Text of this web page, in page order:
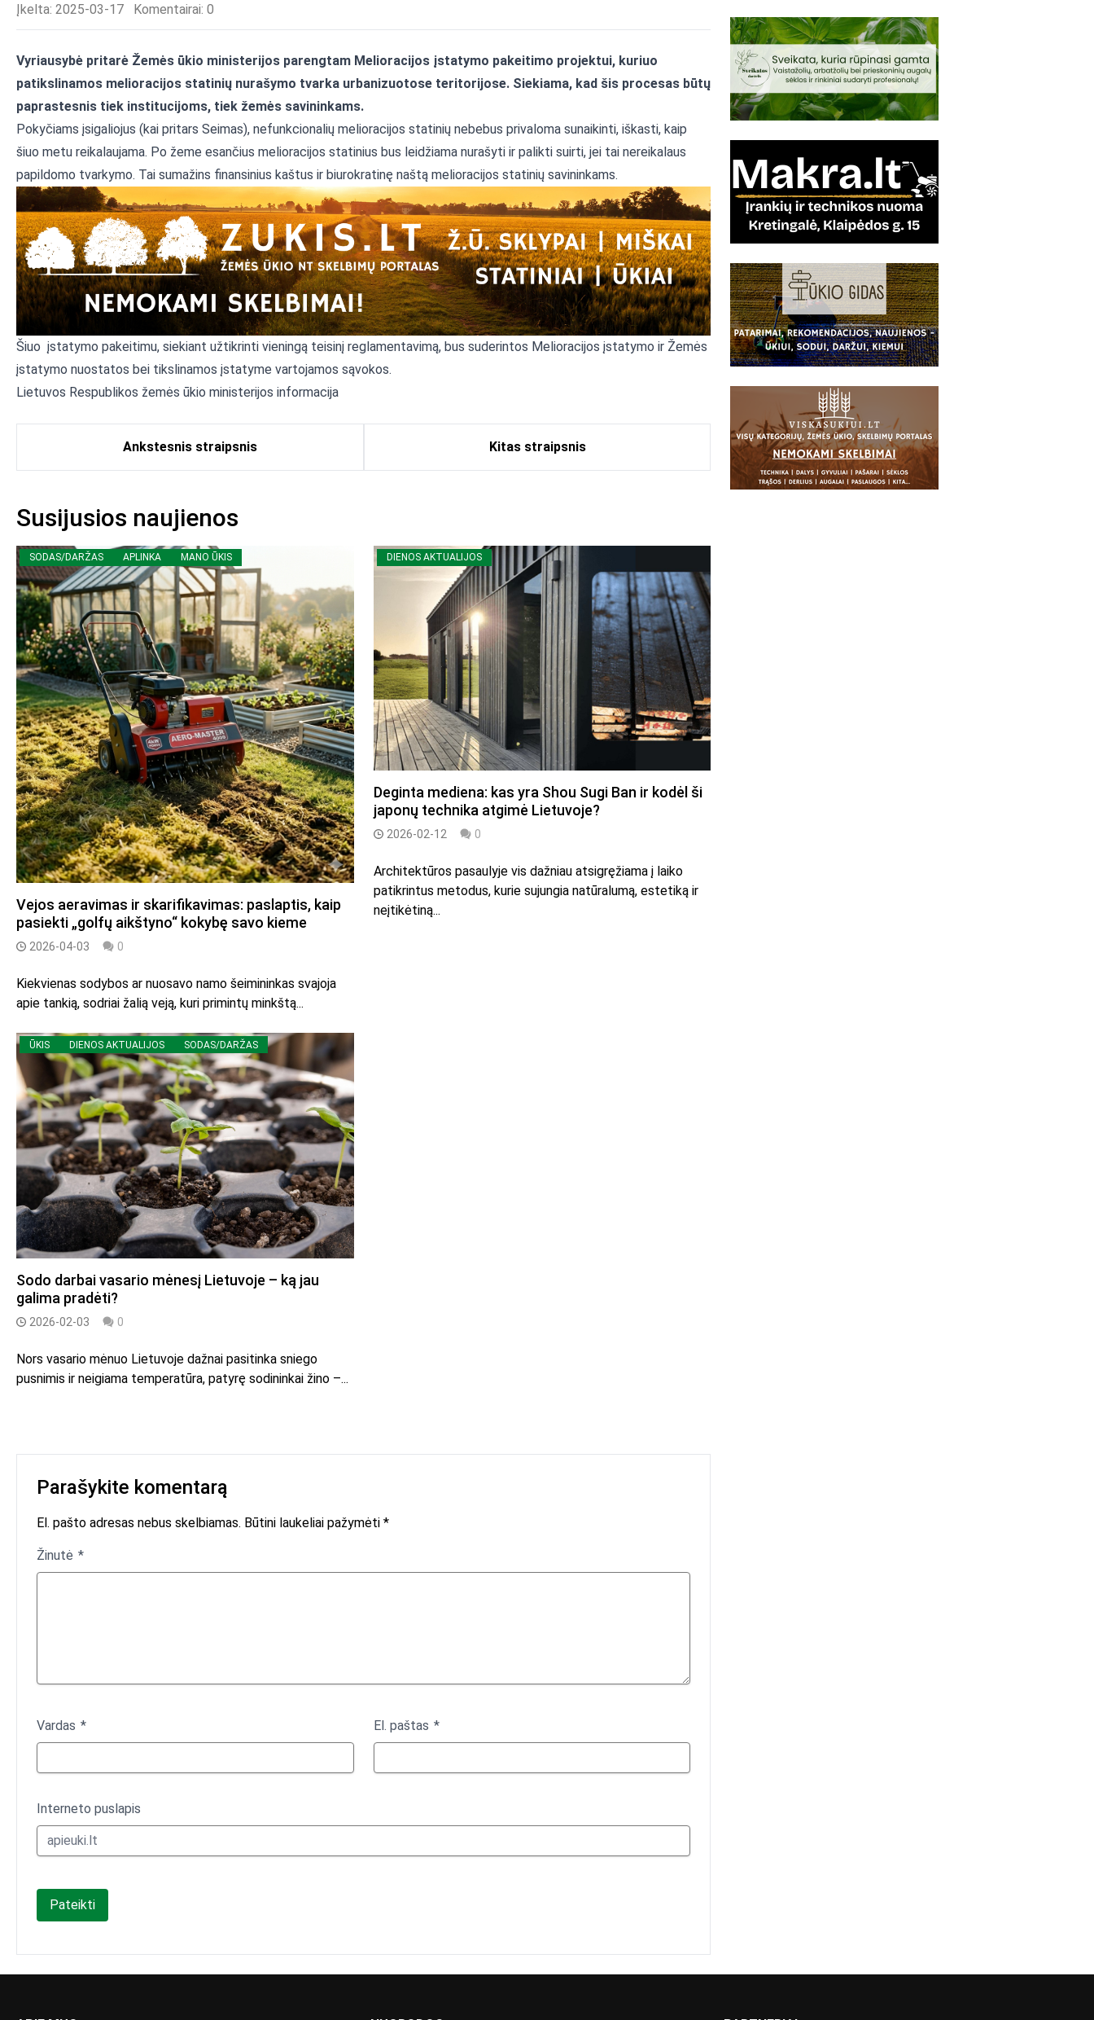
Įkelta: 2025-03-17 Komentairai: 0
Vyriausybė pritarė Žemės ūkio ministerijos parengtam Melioracijos įstatymo pakeitimo projektui, kuriuo
patikslinamos melioracijos statinių nurašymo tvarka urbanizuotose teritorijose. Siekiama, kad šis procesas būtų
paprastesnis tiek institucijoms, tiek žemės savininkams.
Pokyčiams įsigaliojus (kai pritars Seimas), nefunkcionalių melioracijos statinių nebebus privaloma sunaikinti, iškasti, kaip
šiuo metu reikalaujama. Po žeme esančius melioracijos statinius bus leidžiama nurašyti ir palikti suirti, jei tai nereikalaus
papildomo tvarkymo. Tai sumažins finansinius kaštus ir biurokratinę naštą melioracijos statinių savininkams.
Šiuo įstatymo pakeitimu, siekiant užtikrinti vieningą teisinį reglamentavimą, bus suderintos Melioracijos įstatymo ir Žemės
įstatymo nuostatos bei tikslinamos įstatyme vartojamos sąvokos.
Lietuvos Respublikos žemės ūkio ministerijos informacija
Ankstesnis straipsnis Kitas straipsnis
Susijusios naujienos
SODAS/DARŽAS APLINKA MANO ŪKIS
Vejos aeravimas ir skarifikavimas: paslaptis, kaip
pasiekti „golfų aikštyno“ kokybę savo kieme
2026-04-03 0
Kiekvienas sodybos ar nuosavo namo šeimininkas svajoja
apie tankią, sodriai žalią veją, kuri primintų minkštą...
DIENOS AKTUALIJOS
Deginta mediena: kas yra Shou Sugi Ban ir kodėl ši
japonų technika atgimė Lietuvoje?
2026-02-12 0
Architektūros pasaulyje vis dažniau atsigręžiama į laiko
patikrintus metodus, kurie sujungia natūralumą, estetiką ir
neįtikėtiną...
ŪKIS DIENOS AKTUALIJOS SODAS/DARŽAS
Sodo darbai vasario mėnesį Lietuvoje – ką jau
galima pradėti?
2026-02-03 0
Nors vasario mėnuo Lietuvoje dažnai pasitinka sniego
pusnimis ir neigiama temperatūra, patyrę sodininkai žino –...
Parašykite komentarą
El. pašto adresas nebus skelbiamas. Būtini laukeliai pažymėti *
Žinutė
Vardas El. paštas
Interneto puslapis
Pateikti